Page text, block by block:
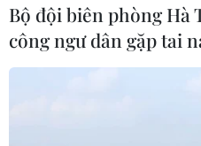
Bộ đội biên phòng Hà
công ngư dân gặp tai